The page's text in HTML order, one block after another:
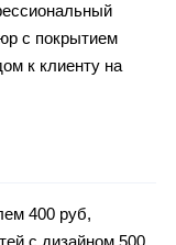
с покрытием
к клиенту на
400 руб,